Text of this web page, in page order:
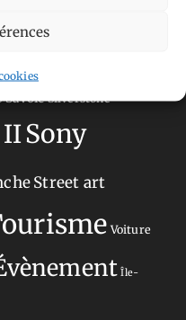
D E-M5
Savoie Silverstone
IISony
Street art
Voiture
Île-